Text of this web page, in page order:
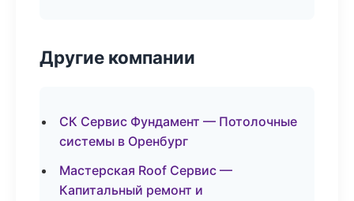
Другие компании
СК Сервис Фундамент — Потолочные
системы в Оренбург
Мастерская Roof Сервис —
Капитальный ремонт и